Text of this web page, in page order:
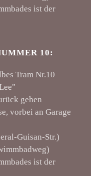
ist der
10:
Tram Nr.10
gehen
vorbei an Garage
Guisan-Str.)
ist der